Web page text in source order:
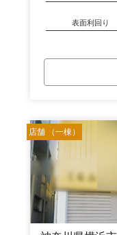
表面利回り
店舗 （一棟）